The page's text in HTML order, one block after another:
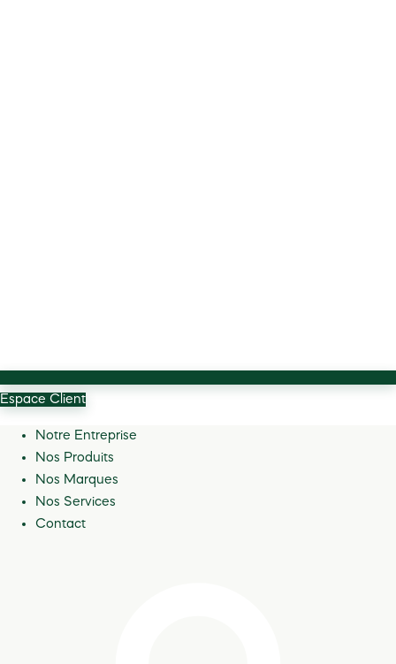
Espace Client
Notre Entreprise
Nos Produits
Nos Marques
Nos Services
Contact